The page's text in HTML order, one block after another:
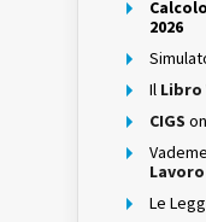
2026
Il Libro
CIGS
Lavoro
Le